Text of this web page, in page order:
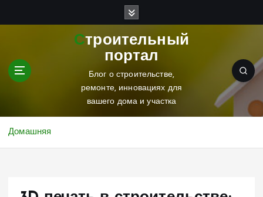
Строительный
портал
Блог о строительстве,
ремонте, инновациях для
вашего дома и участка
Домашняя